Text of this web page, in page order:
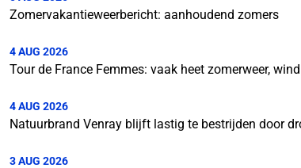
Zomervakantieweerbericht: aanhoudend zomers
4 AUG 2026
Tour de France Femmes: vaak heet zomerweer,
4 AUG 2026
Natuurbrand Venray blijft lastig te bestrijden door
3 AUG 2026